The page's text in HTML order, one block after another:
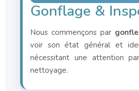
Gonflage &
Nous commençons par
voir son état général et
nécessitant une attention
nettoyage.